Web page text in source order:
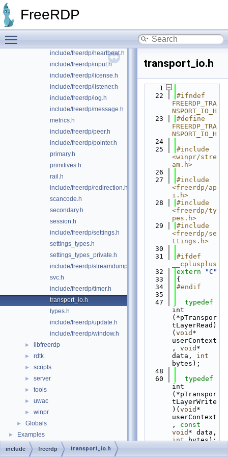
FreeRDPinclude/freerdp/event.h
extension.h
freerdp.h
include/freerdp/heartbeat.h
include/freerdp/input.h
include/freerdp/license.h
include/freerdp/listener.h
include/freerdp/log.h
include/freerdp/message.h
metrics.h
include/freerdp/peer.h
include/freerdp/pointer.h
primary.h
primitives.h
rail.h
include/freerdp/redirection.h
scancode.h
secondary.h
session.h
include/freerdp/settings.h
settings_types.h
settings_types_private.h
include/freerdp/streamdump.h
svc.h
include/freerdp/timer.h
transport_io.h
types.h
include/freerdp/update.h
include/freerdp/window.h
► libfreerdp
► rdtk
► scripts
► server
► tools
► uwac
► winpr
► Globals
► Examples
transport_io.h
    1
   22
#ifndef
FREERDP_TRA
NSPORT_IO_H
   23
#define
FREERDP_TRA
NSPORT_IO_H
   24
   25
#include
<winpr/stre
am.h>
   26
   27
#include
<freerdp/ap
i.h>
   28
#include
<freerdp/ty
pes.h>
   29
#include
<freerdp/se
ttings.h>
   30
   31
#ifdef
__cplusplus
   32
extern
"C"
   33
{
   34
#endif
   35
   47
typedef
int
(*pTranspor
tLayerRead)
( void *
userContext
, void *
data, int
bytes);
   48
   60
typedef
int
(*pTranspor
tLayerWrite
)( void *
userContext
, const
void
int bytes);
include freerdp transport_io.h